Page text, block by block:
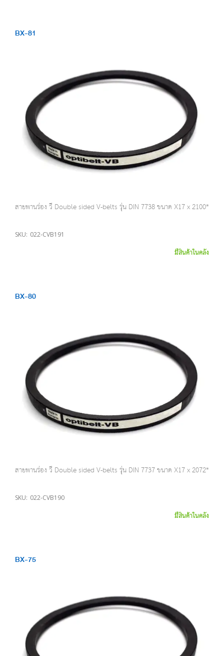
BX-81
สายพานร่อง วี Double sided V-belts รุ่น DIN 7738 ขนาด X17 x 2100*
SKU: 022-CVB191
มีสินค้าในคลัง
BX-80
สายพานร่อง วี Double sided V-belts รุ่น DIN 7737 ขนาด X17 x 2072*
SKU: 022-CVB190
มีสินค้าในคลัง
BX-75